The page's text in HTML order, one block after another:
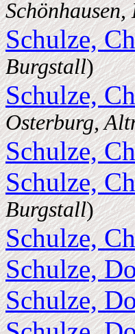
Schönhausen,
Schulze,
Burgstall)
Schulze,
Osterburg,
Schulze,
Schulze,
Burgstall)
Schulze,
Schulze,
Schulze,